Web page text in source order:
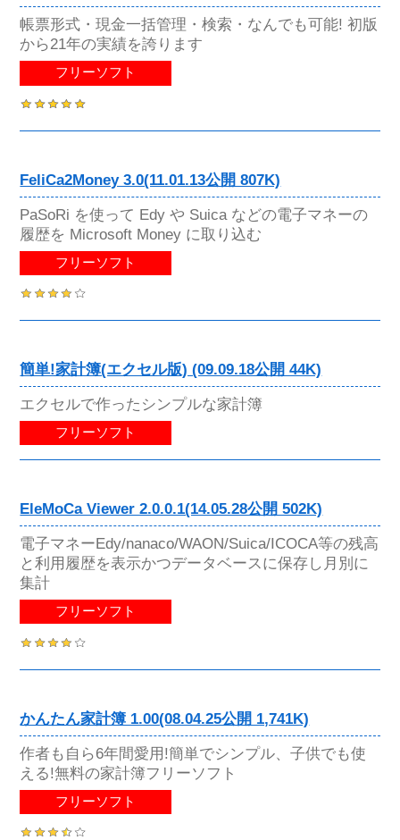
帳票形式・現金一括管理・検索・なんでも可能! 初版
から21年の実績を誇ります
フリーソフト
FeliCa2Money 3.0(11.01.13公開 807K)
PaSoRi を使って Edy や Suica などの電子マネーの
履歴を Microsoft Money に取り込む
フリーソフト
簡単!家計簿(エクセル版) (09.09.18公開 44K)
エクセルで作ったシンプルな家計簿
フリーソフト
EleMoCa Viewer 2.0.0.1(14.05.28公開 502K)
電子マネーEdy/nanaco/WAON/Suica/ICOCA等の残高
と利用履歴を表示かつデータベースに保存し月別に
集計
フリーソフト
かんたん家計簿 1.00(08.04.25公開 1,741K)
作者も自ら6年間愛用!簡単でシンプル、子供でも使
える!無料の家計簿フリーソフト
フリーソフト